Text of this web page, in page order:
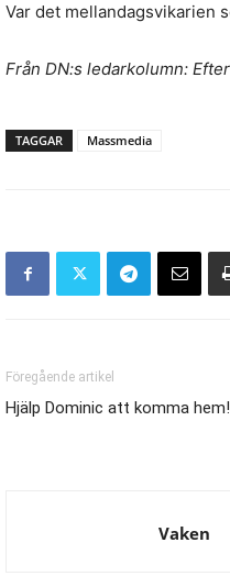
Var det mellandagsvikarien
Från DN:s ledarkolumn:
TAGGAR Massmedia
Föregående artikel
Hjälp Dominic att komma hem!
Vaken